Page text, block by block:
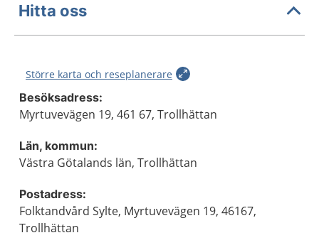
Hitta oss
Större karta och reseplanerare
Besöksadress:
Myrtuvevägen 19, 461 67, Trollhättan
Län, kommun:
Västra Götalands län, Trollhättan
Postadress:
Folktandvård Sylte, Myrtuvevägen 19, 46167,
Trollhättan